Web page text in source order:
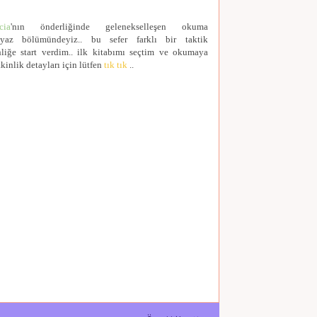
'nın önderliğinde gelenekselleşen okuma
yazbölümündeyiz.. bu sefer farklı bir taktik
start verdim.. ilk kitabımı seçtim ve okumaya
detayları için lütfen tık tık ..